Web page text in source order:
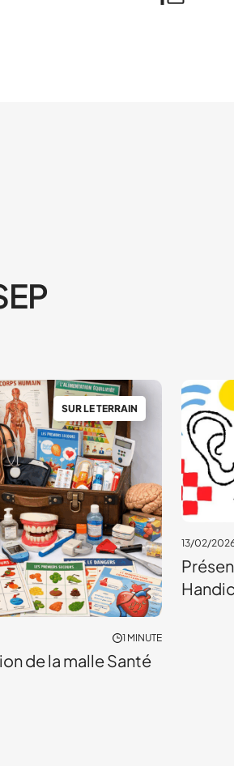
SUR LE TERRAIN
1 MINUTE
de la malle Santé
13/02/